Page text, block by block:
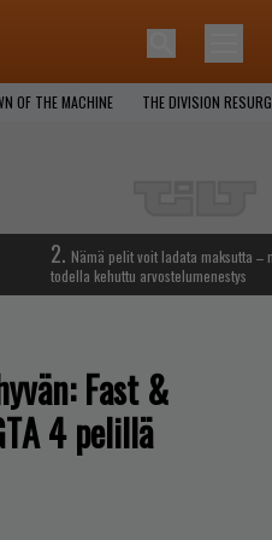
OF THE MACHINE THE DIVISION
2. Nämä pelit voit ladata maksutta –
todella kehuttu arvostelumenestys
Fast &
4 pelillä